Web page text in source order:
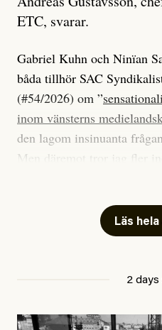
ETC, svarar.
Gabriel Kuhn och Ninïan
båda tillhör SAC
(#54/2026) om ”
inom vänsterns
den lagom insinuanta
Men däremot tror jag fler
journalistik som vänder sig
jaga inbördes beundran.
McGowan riktar sin kritik
Läs
2 days